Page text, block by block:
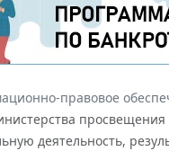
правовое
деятельность,